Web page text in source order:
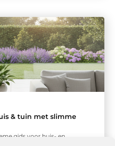
& tuin met slimme
gids voor huis- en